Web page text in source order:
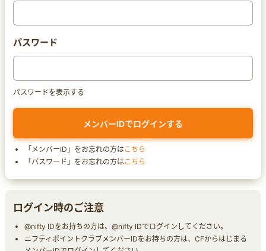
パスワード
パスワードを表示する
「メンバーID」をお忘れの方はこちら
「パスワード」をお忘れの方はこちら
ログイン時のご注意
@nifty IDをお持ちの方は、@nifty IDでログインしてください。
ニフティポイントクラブメンバーIDをお持ちの方は、CFからはじまる